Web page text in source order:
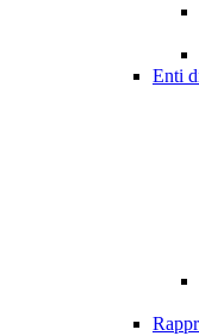
Enti